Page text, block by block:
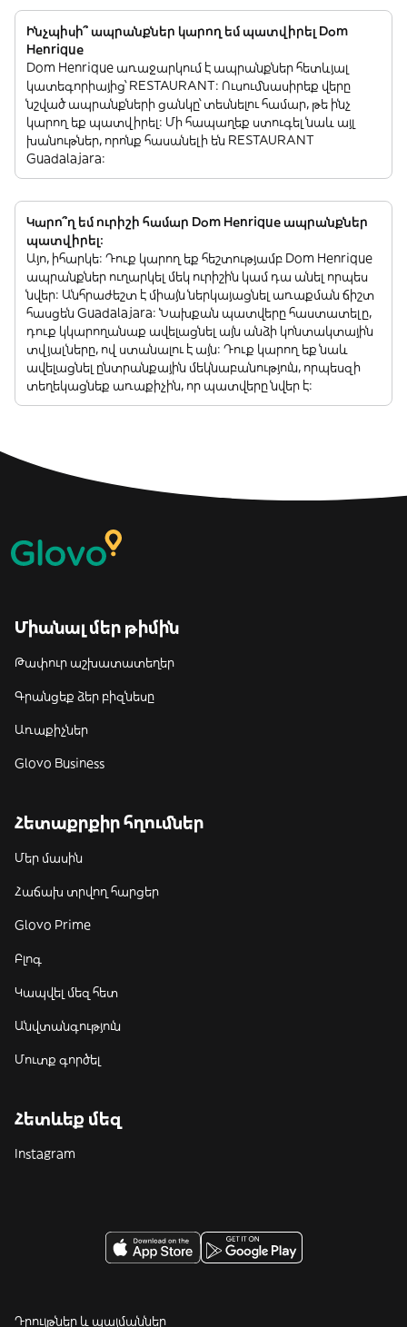
Ինչպիսի՞ ապրանքներ կարող եմ պատվիրել Dom
Henrique
Dom Henrique առաջարկում է ապրանքներ հետևյալ
կատեգորիայից՝ RESTAURANT: Ուսումնասիրեք վերը
նշված ապրանքների ցանկը՝ տեսնելու համար, թե ինչ
կարող եք պատվիրել: Մի հապաղեք ստուգել նաև այլ
խանութներ, որոնք հասանելի են RESTAURANT
Guadalajara:
Կարո՞ղ եմ ուրիշի համար Dom Henrique ապրանքներ
պատվիրել:
Այո, իհարկե: Դուք կարող եք հեշտությամբ Dom Henrique
ապրանքներ ուղարկել մեկ ուրիշին կամ դա անել որպես
նվեր: Անհրաժեշտ է միայն ներկայացնել առաքման ճիշտ
հասցեն Guadalajara: Նախքան պատվերը հաստատելը,
դուք կկարողանաք ավելացնել այն անձի կոնտակտային
տվյալները, ով ստանալու է այն: Դուք կարող եք նաև
ավելացնել ընտրանքային մեկնաբանություն, որպեսզի
տեղեկացնեք առաքիչին, որ պատվերը նվեր է:
Միանալ մեր թիմին
Թափուր աշխատատեղեր
Գրանցեք ձեր բիզնեսը
Առաքիչներ
Glovo Business
Հետաքրքիր հղումներ
Մեր մասին
Հաճախ տրվող հարցեր
Glovo Prime
Բլոգ
Կապվել մեզ հետ
Անվտանգություն
Մուտք գործել
Հետևեք մեզ
Instagram
Դրույթներ և պայմաններ